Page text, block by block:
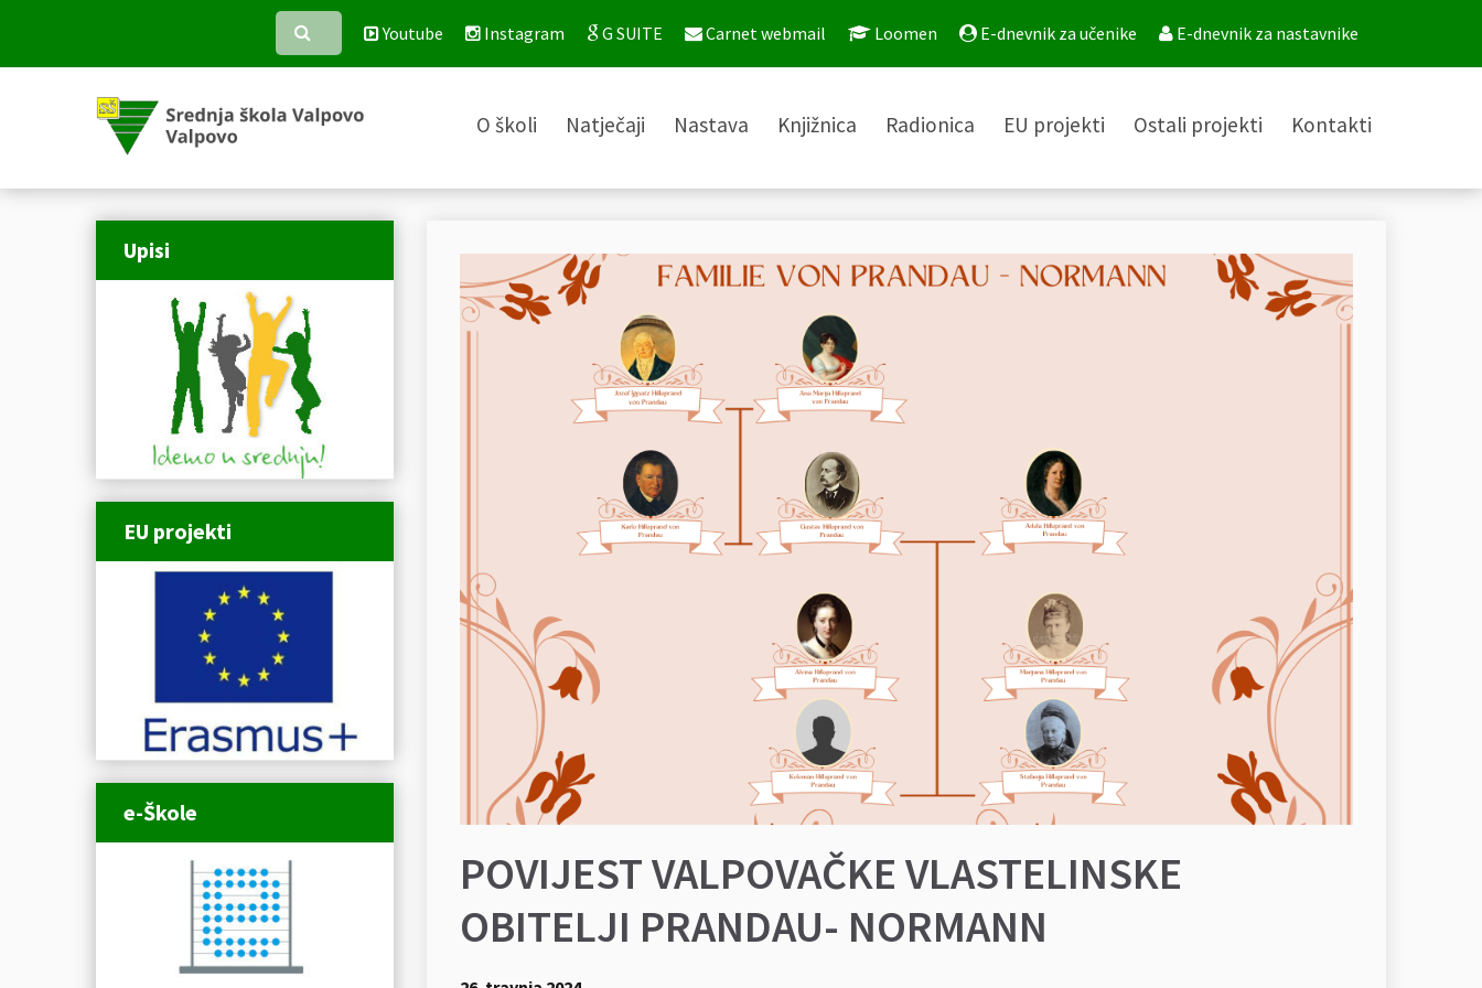
Youtube Instagram G SUITE Carnet webmail Loomen E-dnevnik za učenike E-dnevnik za nastavnike
O školi Natječaji Nastava Knjižnica Radionica EU projekti Ostali projekti Kontakti
Upisi
EU projekti
e-Škole
POVIJEST VALPOVAČKE VLASTELINSKE
OBITELJI PRANDAU- NORMANN